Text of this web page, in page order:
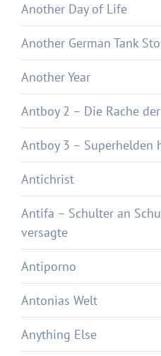
Another Day of Life
Another German Tank
Another Year
Antboy 2 – Die Rache
Antboy 3 – Superhelden
Antichrist
Antifa – Schulter an
versagte
Antiporno
Antonias Welt
Anything Else